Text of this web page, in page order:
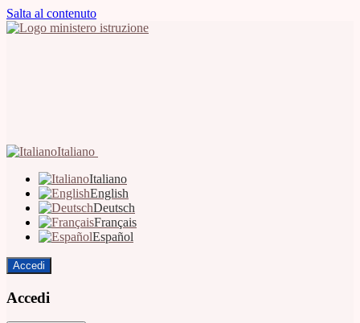
Salta al contenuto
Italiano
Italiano
English
Deutsch
Français
Español
Accedi
Accedi